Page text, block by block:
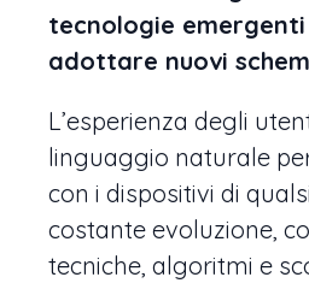
tecnologie
adottare nuovi
L’esperienza degli
linguaggio naturale
con i dispositivi di
costante evoluzione,
tecniche, algoritmi e